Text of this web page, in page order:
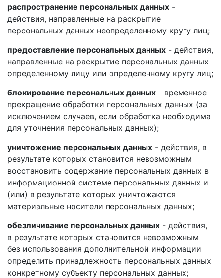
распространение персональных данных -
действия, направленные на раскрытие
персональных данных неопределенному кругу лиц;
предоставление персональных данных - действия,
направленные на раскрытие персональных данных
определенному лицу или определенному кругу лиц;
блокирование персональных данных - временное
прекращение обработки персональных данных (за
исключением случаев, если обработка необходима
для уточнения персональных данных);
уничтожение персональных данных - действия, в
результате которых становится невозможным
восстановить содержание персональных данных в
информационной системе персональных данных и
(или) в результате которых уничтожаются
материальные носители персональных данных;
обезличивание персональных данных - действия,
в результате которых становится невозможным
без использования дополнительной информации
определить принадлежность персональных данных
конкретному субъекту персональных данных;